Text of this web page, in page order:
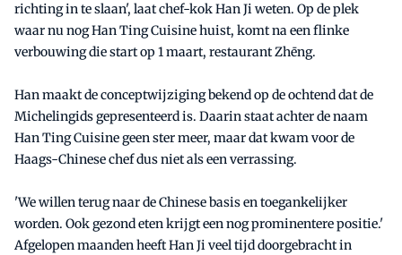
richting in te slaan', laat chef-kok Han Ji weten. Op de plek
waar nu nog Han Ting Cuisine huist, komt na een flinke
verbouwing die start op 1 maart, restaurant Zhēng.
Han maakt de conceptwijziging bekend op de ochtend dat de
Michelingids gepresenteerd is. Daarin staat achter de naam
Han Ting Cuisine geen ster meer, maar dat kwam voor de
Haags-Chinese chef dus niet als een verrassing.
'We willen terug naar de Chinese basis en toegankelijker
worden. Ook gezond eten krijgt een nog prominentere positie.'
Afgelopen maanden heeft Han Ji veel tijd doorgebracht in